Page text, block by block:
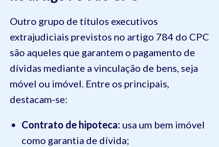
Outro grupo de títulos executivos
extrajudiciais previstos no artigo 784 do CPC
são aqueles que garantem o pagamento de
dívidas mediante a vinculação de bens, seja
móvel ou imóvel. Entre os principais,
destacam-se:
Contrato de hipoteca: usa um bem imóvel
como garantia de dívida;